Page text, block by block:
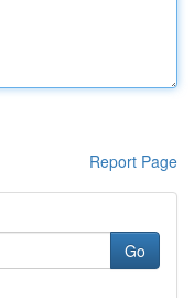
Report Page
Go